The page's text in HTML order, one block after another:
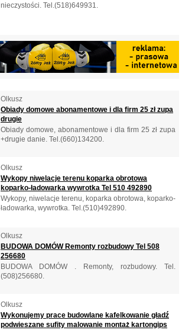
nieczystości. Tel.(518)649931.
Olkusz
Obiady domowe abonamentowe i dla firm 25 zł zupa
drugie
Obiady domowe, abonamentowe i dla firm 25 zł zupa
+drugie danie. Tel.(660)134200.
Olkusz
Wykopy niwelacje terenu koparka obrotowa
koparko-ładowarka wywrotka Tel 510 492890
Wykopy, niwelacje terenu, koparka obrotowa, koparko-
ładowarka, wywrotka. Tel.(510)492890.
Olkusz
BUDOWA DOMÓW Remonty rozbudowy Tel 508
256680
BUDOWA DOMÓW . Remonty, rozbudowy. Tel.
(508)256680.
Olkusz
Wykonujemy prace budowlane kafelkowanie gładź
podwieszane sufity malowanie montaż kartongips